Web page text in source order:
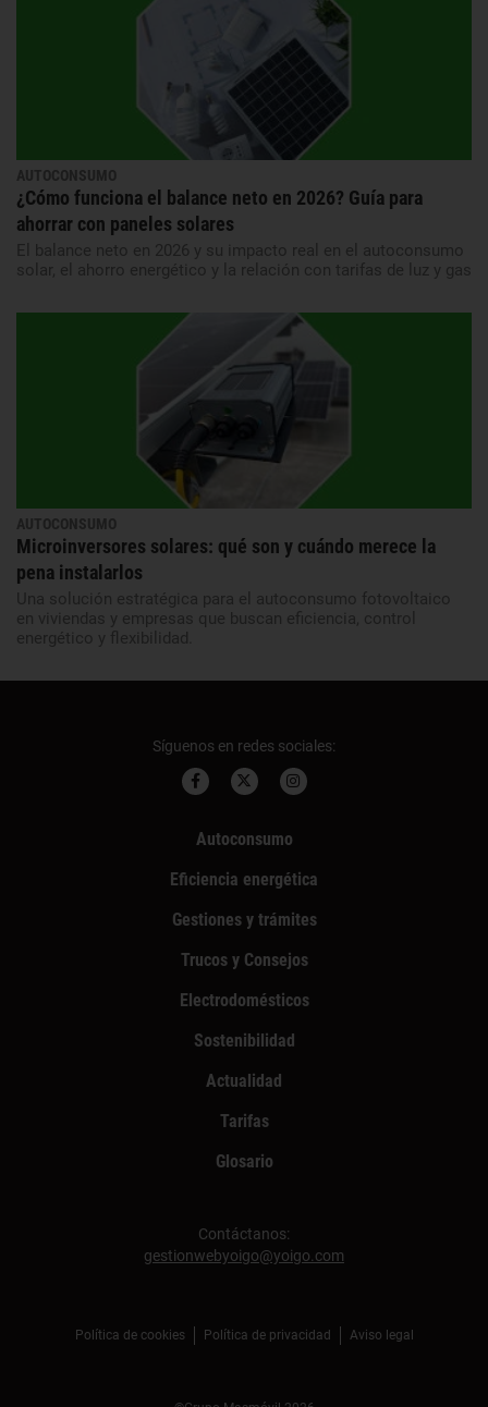
AUTOCONSUMO
¿Cómo funciona el balance neto en 2026? Guía para
ahorrar con paneles solares
El balance neto en 2026 y su impacto real en el autoconsumo
solar, el ahorro energético y la relación con tarifas de luz y gas
AUTOCONSUMO
Microinversores solares: qué son y cuándo merece la
pena instalarlos
Una solución estratégica para el autoconsumo fotovoltaico
en viviendas y empresas que buscan eficiencia, control
energético y flexibilidad.
Síguenos en redes sociales:
Autoconsumo
Eficiencia energética
Gestiones y trámites
Trucos y Consejos
Electrodomésticos
Sostenibilidad
Actualidad
Tarifas
Glosario
Contáctanos:
gestionwebyoigo@yoigo.com
Política de cookies Política de privacidad Aviso legal